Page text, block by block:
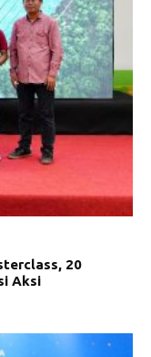
20
Aksi